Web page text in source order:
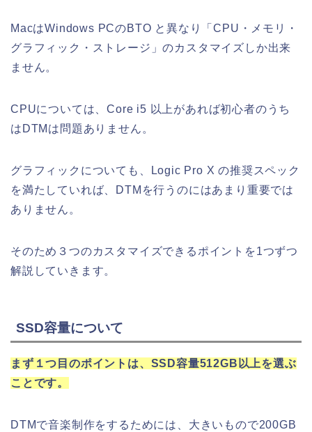
MacはWindows PCのBTO と異なり「CPU・メモリ・
グラフィック・ストレージ」のカスタマイズしか出来
ません。
CPUについては、Core i5 以上があれば初心者のうち
はDTMは問題ありません。
グラフィックについても、Logic Pro X の推奨スペック
を満たしていれば、DTMを行うのにはあまり重要では
ありません。
そのため３つのカスタマイズできるポイントを1つずつ
解説していきます。
SSD容量について
まず１つ目のポイントは、SSD容量512GB以上を選ぶ
ことです。
DTMで音楽制作をするためには、大きいもので200GB